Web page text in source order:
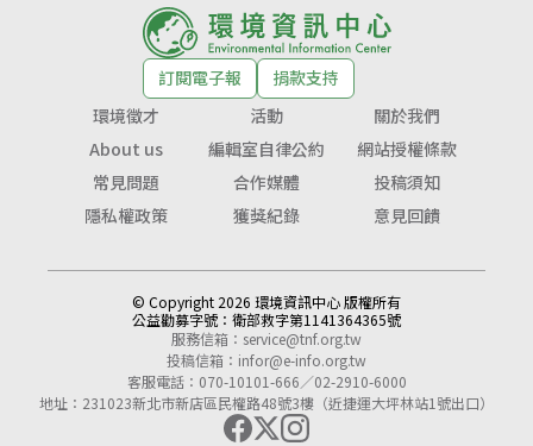
訂閱電子報
捐款支持
環境徵才
活動
關於我們
About us
編輯室自律公約
網站授權條款
常見問題
合作媒體
投稿須知
隱私權政策
獲獎紀錄 意見回饋
© Copyright 2026 環境資訊中心 版權所有
公益勸募字號： 衛部救字第1141364365號
服務信箱： service@tnf.org.tw
投稿信箱： infor@e-info.org.tw
客服電話：070-10101-666／02-2910-6000
地址：231023新北市新店區民權路48號3樓（近捷運大坪林站1號出口）